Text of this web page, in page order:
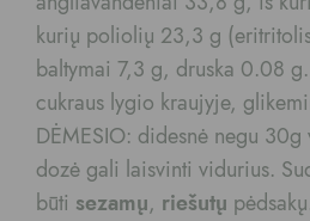
kurių poliolių 23,3 g
baltymai 7,3 g, druska 0.08
cukraus lygio kraujyje,
DĖMESIO: didesnė negu
dozė gali laisvinti vidurius.
būti sezamų, riešutų